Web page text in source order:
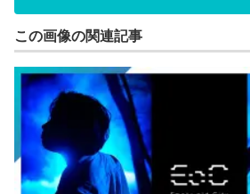
この画像の関連記事